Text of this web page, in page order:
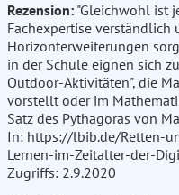
Rezension: "Gleichwohl ist
Fachexpertise verständlich
Horizonterweiterungen
in der Schule eignen sich
Outdoor-Aktivitäten", die
vorstellt oder im
Satz des Pythagoras von
In: https://lbib.de/Retten-
Lernen-im-Zeitalter-der-
Zugriffs: 2.9.2020